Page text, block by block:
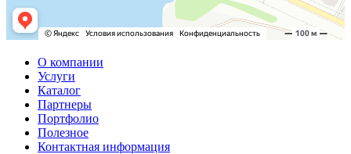
О компании
Услуги
Каталог
Партнеры
Портфолио
Полезное
Контактная информация